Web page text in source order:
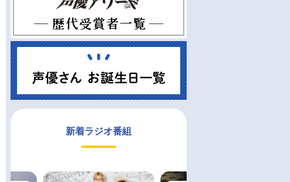
新着ラジオ番組